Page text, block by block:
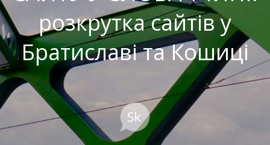
розкрутка сайтів у
Братиславі та Кошиці